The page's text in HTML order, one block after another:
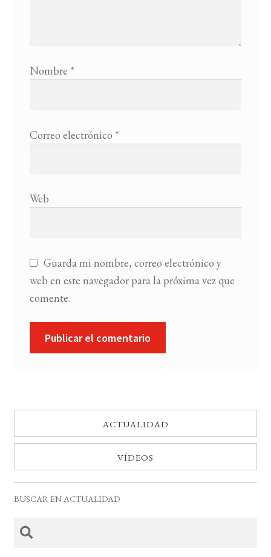
Nombre *
Correo electrónico *
Web
Guarda mi nombre, correo electrónico y
web en este navegador para la próxima vez que
comente.
ACTUALIDAD
VÍDEOS
BUSCAR EN ACTUALIDAD